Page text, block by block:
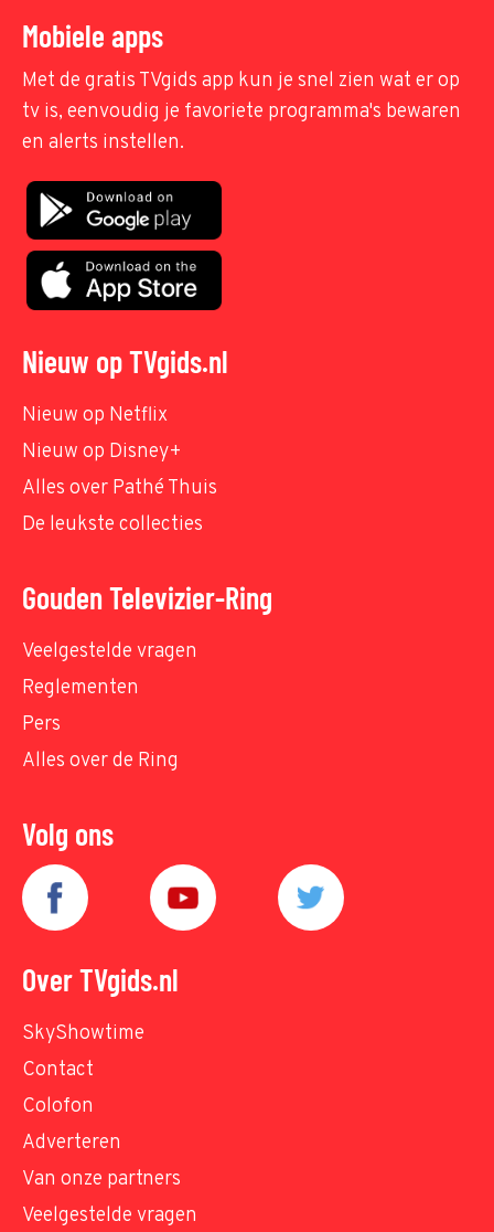
Mobiele apps
Met de gratis TVgids app kun je snel zien wat er op
tv is, eenvoudig je favoriete programma's bewaren
en alerts instellen.
Nieuw op TVgids.nl
Nieuw op Netflix
Nieuw op Disney+
Alles over Pathé Thuis
De leukste collecties
Gouden Televizier-Ring
Veelgestelde vragen
Reglementen
Pers
Alles over de Ring
Volg ons
Over TVgids.nl
SkyShowtime
Contact
Colofon
Adverteren
Van onze partners
Veelgestelde vragen